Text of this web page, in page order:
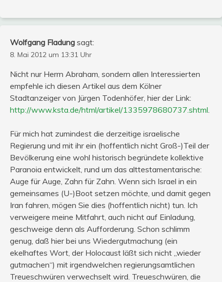
Wolfgang Fladung sagt:
8. Mai 2012 um 13:31 Uhr
Nicht nur Herrn Abraham, sondern allen Interessierten
empfehle ich diesen Artikel aus dem Kölner
Stadtanzeiger von Jürgen Todenhöfer, hier der Link:
http://www.ksta.de/html/artikel/1335978680737.shtml
Für mich hat zumindest die derzeitige israelische
Regierung und mit ihr ein (hoffentlich nicht Groß-)Teil der
Bevölkerung eine wohl historisch begründete kollektive
Paranoia entwickelt, rund um das alttestamentarische:
Auge für Auge, Zahn für Zahn. Wenn sich Israel in ein
gemeinsames (U-)Boot setzen möchte, und damit gegen
Iran fahren, mögen Sie dies (hoffentlich nicht) tun. Ich
verweigere meine Mitfahrt, auch nicht auf Einladung,
geschweige denn als Aufforderung. Schon schlimm
genug, daß hier bei uns Wiedergutmachung (ein
ekelhaftes Wort, der Holocaust läßt sich nicht „wieder
gutmachen“) mit irgendwelchen regierungsamtlichen
Treueschwüren verwechselt wird. Treueschwüren, die